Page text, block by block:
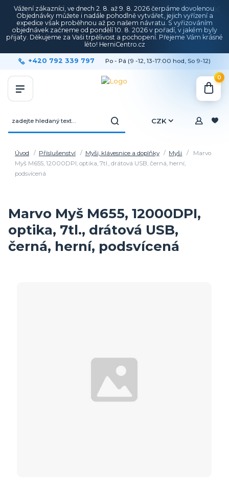
Vážení zákazníci, ve dnech 2. 8. až 9. 8. 2026 čerpáme dovolenou.
Objednávky můžete i nadále pohodlně vytvářet, jejich vyřízení a
expedice však proběhnou až po našem návratu. S vyřizováním
objednávek začneme od pondělí 10. 8. 2026 v pořadí, v jakém byly
přijaty. Děkujeme za Vaši trpělivost a pochopení. Přejeme Vám krásné
léto! HerniCentro.cz
CZK
+420 792 339 797 Po - Pá (9 -12, 13-17:00 hod, So 9-12)
0
Úvod Příslušenství Myši, klávesnice a doplňky Myši
Marvo
Myš M655, 12000DPI, optika, 7tl., drátová USB, černá, herní,
podsvícená
Marvo Myš M655, 12000DPI,
optika, 7tl., drátová USB,
černá, herní, podsvícená